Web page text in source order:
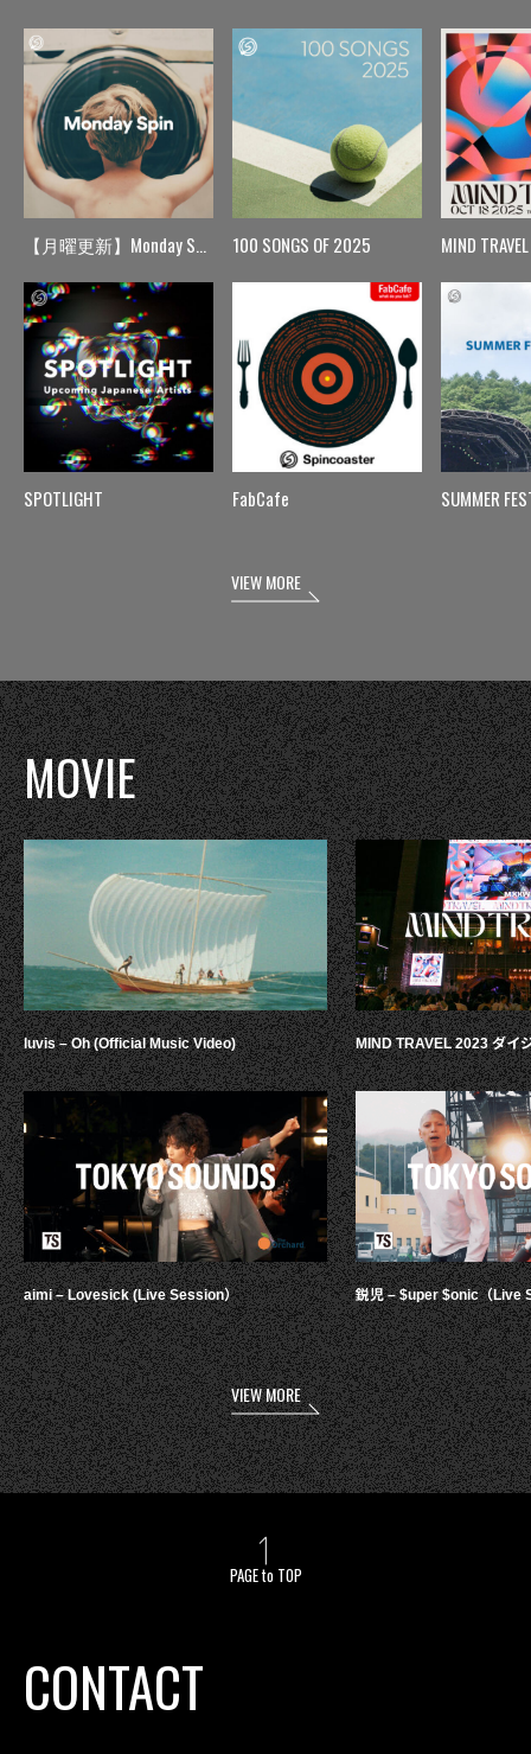
【月曜更新】Monday Spin
SPOTLIGHT
100 SONGS OF 2025
FabCafe
MIND TRAVEL
SUMMER
VIEW MORE
MOVIE
luvis – Oh (Official Music Video)
aimi – Lovesick (Live Session）
MIND TRAVEL 2023 ダイ
鋭児 – $uper $onic（Live
VIEW MORE
PAGE to TOP
CONTACT